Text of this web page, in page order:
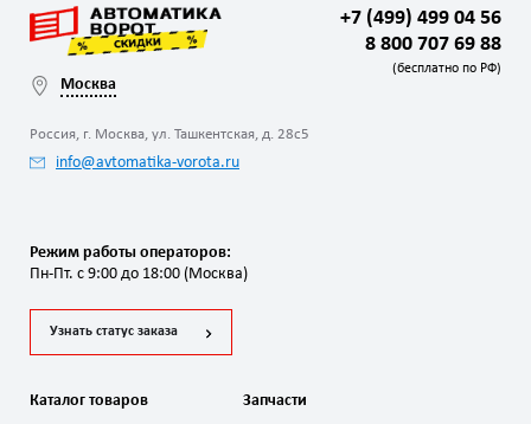
Москва
Россия, г. Москва, ул. Ташкентская, д. 28с5
info@avtomatika-vorota.ru
+7 (499) 499 04 56
8 800 707 69 88
(бесплатно по РФ)
Режим работы операторов:
Пн-Пт. с 9:00 до 18:00 (Москва)
Узнать статус заказа
Каталог товаров Запчасти